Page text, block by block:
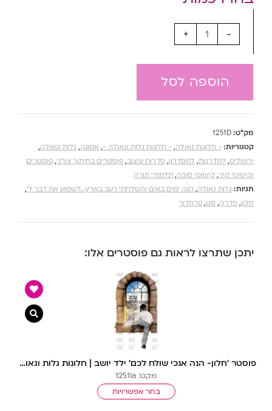
-
+
הוספה לסל
מק"ט: 1251D
קטגוריות: - חלונות גאולה, - חלונות גלות וגאולה -, אמונה, גלות וגאולה,
ירושלים, למדרגות, למסדרון, סדרות עיצוב, פוסטרים בחיתוך צורני, פוסטרים
וקישוטי קיר, קישוטי סוכה, תלמודי תורה
תגיות: גלות גאולה, הנה ימים באים והשלחתי רעב בארץ...לשמוע את דבר ד',
חלון, סדרה, סט, פרוזדור
יתכן שתרצו לראות גם פוסטרים אלו:
פוסטר ‘חלון- הנה אנכי שולח לכם’ ילד יושב | חלונות גלות וגאולה
מקט: 1251Ia
בחר אפשרויות
צפייה